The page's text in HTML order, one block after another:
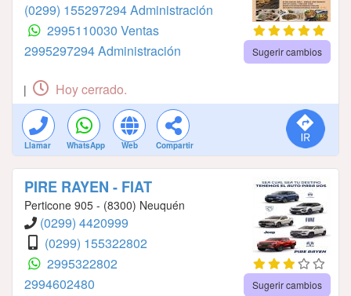
(0299) 155297294 Administración
2995110030 Ventas
2995297294 Administración
Sugerir cambios
| Hoy cerrado.
Llamar WhatsApp Web Compartir
PIRE RAYEN - FIAT
Perticone 905 - (8300) Neuquén
(0299) 4420999
(0299) 155322802
2995322802
2994602480
Sugerir cambios